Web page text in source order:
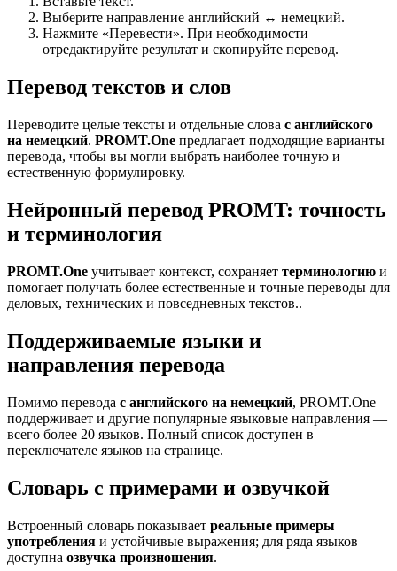
Выберите направление английский ↔ немецкий.
Нажмите «Перевести». При необходимости
отредактируйте результат и скопируйте перевод.
Перевод текстов и слов
Переводите целые тексты и отдельные слова с английского
на немецкий. PROMT.One предлагает подходящие варианты
перевода, чтобы вы могли выбрать наиболее точную и
естественную формулировку.
Нейронный перевод PROMT: точность
и терминология
PROMT.One учитывает контекст, сохраняет терминологию и
помогает получать более естественные и точные переводы для
деловых, технических и повседневных текстов..
Поддерживаемые языки и
направления перевода
Помимо перевода с английского на немецкий, PROMT.One
поддерживает и другие популярные языковые направления —
всего более 20 языков. Полный список доступен в
переключателе языков на странице.
Словарь с примерами и озвучкой
Встроенный словарь показывает реальные примеры
употребления и устойчивые выражения; для ряда языков
доступна озвучка произношения.